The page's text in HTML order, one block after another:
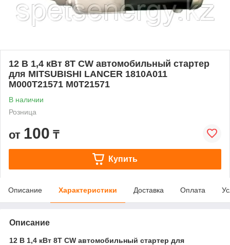
12 В 1,4 кВт 8T CW автомобильный стартер
для MITSUBISHI LANCER 1810A011
M000T21571 M0T21571
В наличии
Розница
от 100 ₸
Купить
Описание Характеристики Доставка Оплата
Описание
12 В 1,4 кВт 8T CW автомобильный стартер для